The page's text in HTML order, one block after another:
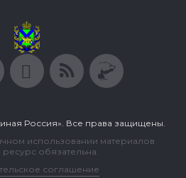
Россия». Все права защищены.
использовании материалов
ресурс обязательна.
соглашение